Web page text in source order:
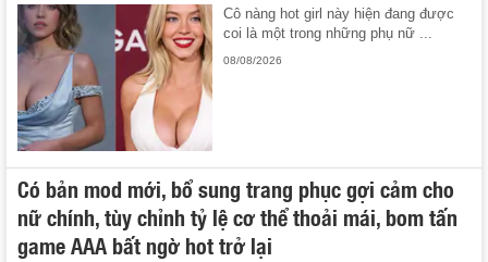
Cô nàng hot girl này hiện đang được
coi là một trong những phụ nữ ...
08/08/2026
Có bản mod mới, bổ sung trang phục gợi cảm cho
nữ chính, tùy chỉnh tỷ lệ cơ thể thoải mái, bom tấn
game AAA bất ngờ hot trở lại